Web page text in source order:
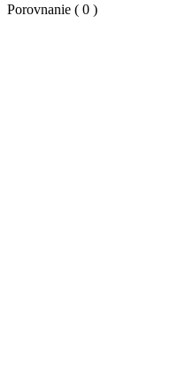
Porovnanie ( 0 )